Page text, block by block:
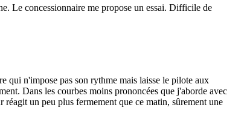
Le concessionnaire me propose un essai. Difficile de
qui n'impose pas son rythme mais laisse le pilote aux
Dans les courbes moins prononcées que j'aborde avec
un peu plus fermement que ce matin, sûrement une